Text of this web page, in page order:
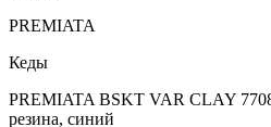
PREMIATA
Кеды
PREMIATA BSKT VAR CLAY
резина, синий